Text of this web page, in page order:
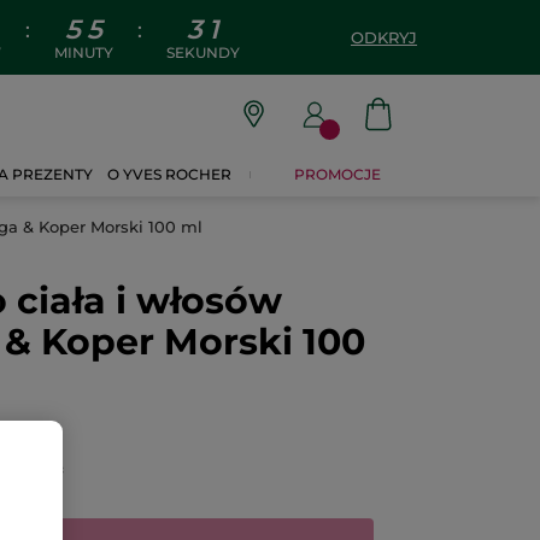
: 5 5
MINUTY
: 3 1
SEKUNDY
ODKRYJ
PREZENTY O YVES ROCHER PROMOCJE
& Koper Morski 100 ml
ciała i włosów
Koper Morski 100